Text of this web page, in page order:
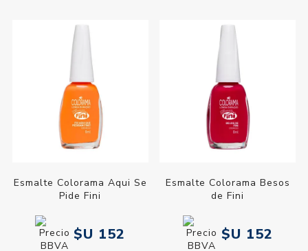
Esmalte Colorama Aqui Se
Pide Fini
$U 152
Esmalte Colorama Besos
de Fini
$U 152